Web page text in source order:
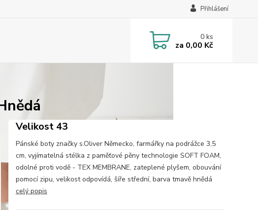
Přihlášení
0ks
za 0,00 Kč
Velikost 43
Pánské boty značky s.Oliver Německo, farmářky na podrážce 3,5
cm, vyjímatelná stélka z paměťové pěny technologie SOFT FOAM,
odolné proti vodě - TEX MEMBRANE, zateplené plyšem, obouvání
pomocí zipu, velikost odpovídá, šíře střední, barva tmavě hnědá
celý popis